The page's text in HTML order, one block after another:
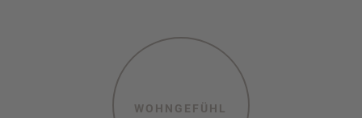
WOHNGEFÜHL